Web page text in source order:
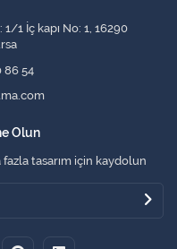
1 İç kapı No: 1, 16290
86 54
Olun
tasarım için kaydolun